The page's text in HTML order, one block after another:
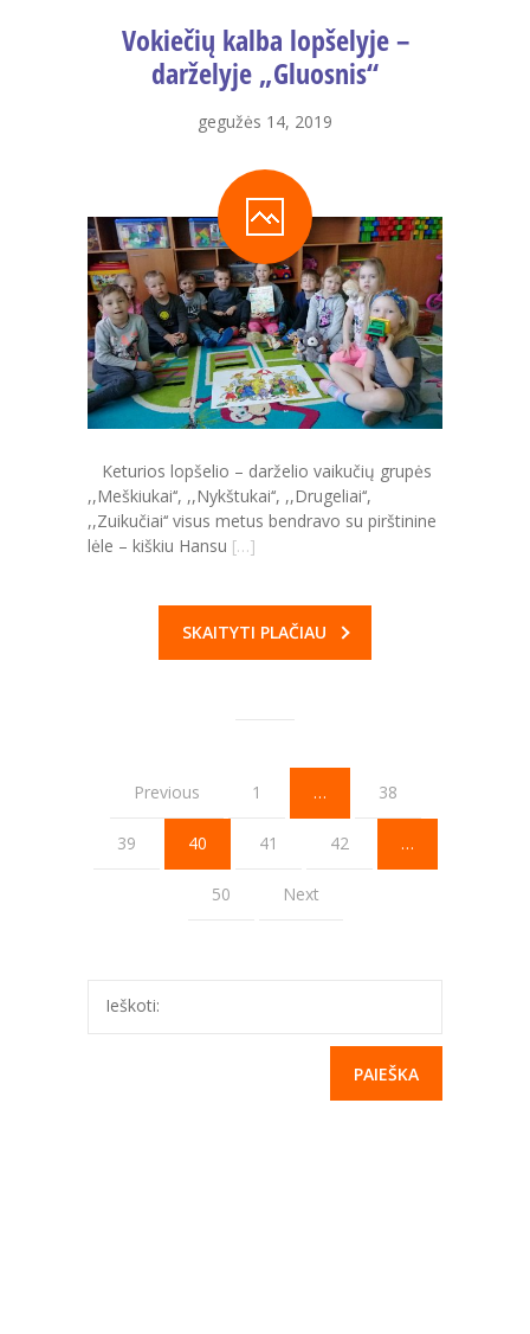
Vokiečių kalba lopšelyje –
darželyje „Gluosnis“
gegužės 14, 2019
Keturios lopšelio – darželio vaikučių grupės
,,Meškiukai‘‘, ,,Nykštukai‘‘, ,,Drugeliai‘‘,
,,Zuikučiai‘‘ visus metus bendravo su pirštinine
lėle – kiškiu Hansu […]
SKAITYTI PLAČIAU
Previous 1 … 38
39 40 41 42 …
50 Next
Ieškoti: